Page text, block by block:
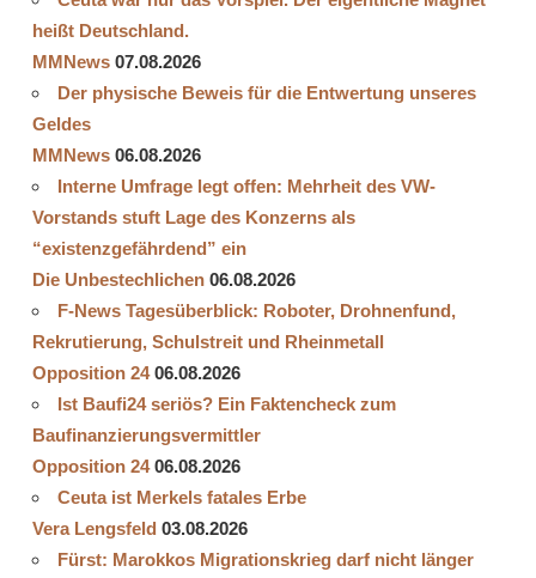
heißt Deutschland.
MMNews 07.08.2026
Der physische Beweis für die Entwertung unseres
Geldes
MMNews 06.08.2026
Interne Umfrage legt offen: Mehrheit des VW-
Vorstands stuft Lage des Konzerns als
“existenzgefährdend” ein
Die Unbestechlichen 06.08.2026
F-News Tagesüberblick: Roboter, Drohnenfund,
Rekrutierung, Schulstreit und Rheinmetall
Opposition 24 06.08.2026
Ist Baufi24 seriös? Ein Faktencheck zum
Baufinanzierungsvermittler
Opposition 24 06.08.2026
Ceuta ist Merkels fatales Erbe
Vera Lengsfeld 03.08.2026
Fürst: Marokkos Migrationskrieg darf nicht länger